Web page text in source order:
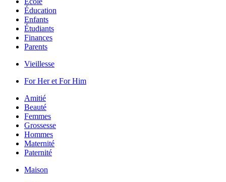
Éducation
Enfants
Étudiants
Finances
Parents
Vieillesse
For Her et For Him
Amitié
Beauté
Femmes
Grossesse
Hommes
Maternité
Paternité
Maison